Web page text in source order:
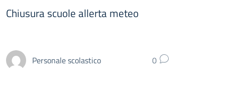
Chiusura scuole allerta meteo
Personale scolastico 0